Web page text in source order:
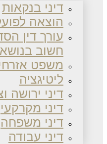
דיני בנקאות
הוצאה לפועל
עורך דין
חשוב בנושא
משפט אזרחי
ליטיגציה
דיני ירושה
דיני מקרקעין
דיני משפחה
דיני עבודה